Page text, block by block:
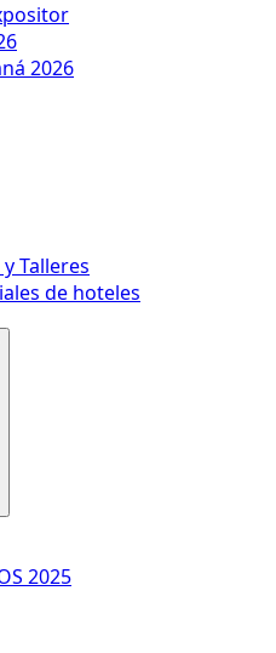
2026
Talleres
de hoteles
2025